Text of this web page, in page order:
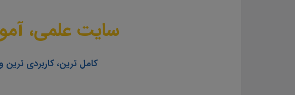
سایت علمی،
کامل ترین، کاربردی